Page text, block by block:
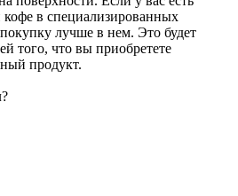
в специализированных
лучше в нем. Это будет
того, что вы приобретете
продукт.